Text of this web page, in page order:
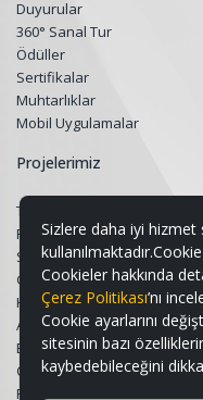
Duyurular
360° Sanal Tur
Ödüller
Sertifikalar
Muhtarlıklar
Mobil Uygulamalar
Projelerimiz
Tüm Projeler
Restorasyon Projeleri
Sosyal Belediyecilik Projeleri
Gençlik ve Spor Projeleri
Kültür & Sanat ve Turizm
Altyapı ve Üstyapı Projeleri
Eğitim Destek Projeleri
Çevre, Peyzaj ve Geri
Projeleri
Sizlere daha iyi
Cookieler hakkında
Çerez Politikası’nı
Cookie ayarlarını
sitesinin bazı
kaybedebileceğini